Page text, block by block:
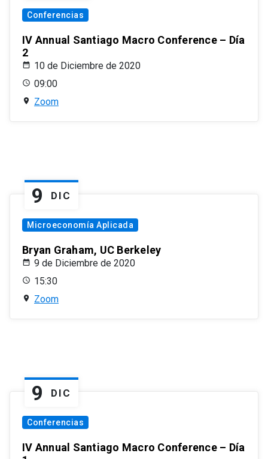
Conferencias
IV Annual Santiago Macro Conference – Día
2
10 de Diciembre de 2020
09:00
Zoom
9 DIC
Microeconomía Aplicada
Bryan Graham, UC Berkeley
9 de Diciembre de 2020
15:30
Zoom
9 DIC
Conferencias
IV Annual Santiago Macro Conference – Día